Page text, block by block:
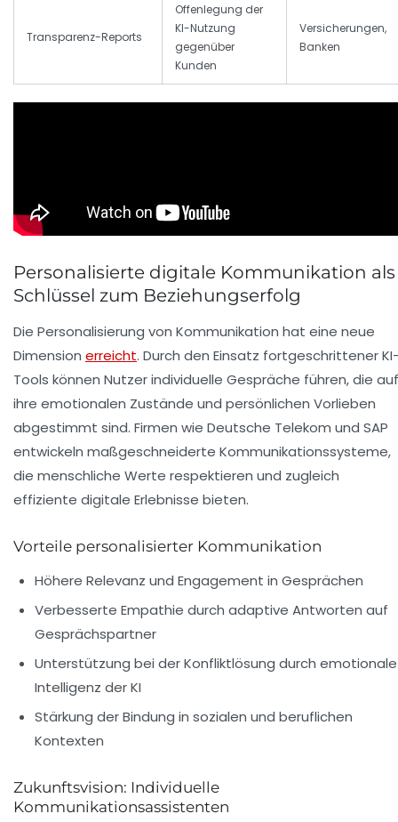
Transparenz-Reports
Offenlegung der
KI-Nutzung
gegenüber
Kunden
Versicherungen,
Banken
Personalisierte digitale Kommunikation als
Schlüssel zum Beziehungserfolg
Die Personalisierung von Kommunikation hat eine neue
Dimension erreicht. Durch den Einsatz fortgeschrittener
Tools können Nutzer individuelle Gespräche führen, die auf
ihre emotionalen Zustände und persönlichen Vorlieben
abgestimmt sind. Firmen wie Deutsche Telekom und SAP
entwickeln maßgeschneiderte Kommunikationssysteme,
die menschliche Werte respektieren und zugleich
effiziente digitale Erlebnisse bieten.
Vorteile personalisierter Kommunikation
Höhere Relevanz und Engagement in Gesprächen
Verbesserte Empathie durch adaptive Antworten auf
Gesprächspartner
Unterstützung bei der Konfliktlösung durch emotionale
Intelligenz der KI
Stärkung der Bindung in sozialen und beruflichen
Kontexten
Zukunftsvision: Individuelle
Kommunikationsassistenten